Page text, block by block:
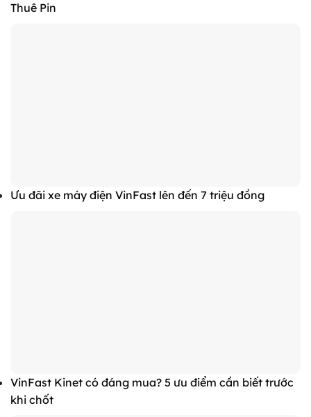
Thuê Pin
Ưu đãi xe máy điện VinFast lên đến 7 triệu đồng
VinFast Kinet có đáng mua? 5 ưu điểm cần biết trước
khi chốt